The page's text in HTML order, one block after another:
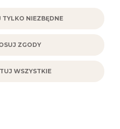
TYLKO NIEZBĘDNE
ZGODY
WSZYSTKIE